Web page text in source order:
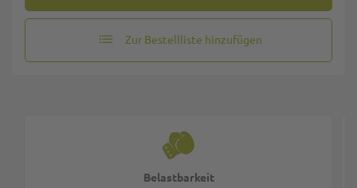
Zur Bestellliste hinzufügen
Belastbarkeit